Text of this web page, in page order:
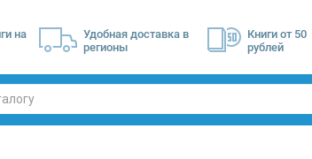
на
Удобная доставка в
регионы
Книги от 50
рублей